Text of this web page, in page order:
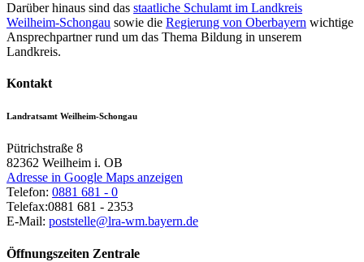
Darüber hinaus sind das staatliche Schulamt im Landkreis
Weilheim-Schongau sowie die Regierung von Oberbayern wichtige
Ansprechpartner rund um das Thema Bildung in unserem
Landkreis.
Kontakt
Landratsamt Weilheim-Schongau
Pütrichstraße 8
82362 Weilheim i. OB
Adresse in Google Maps anzeigen
Telefon: 0881 681 - 0
Telefax:0881 681 - 2353
E-Mail: poststelle@lra-wm.bayern.de
Öffnungszeiten Zentrale